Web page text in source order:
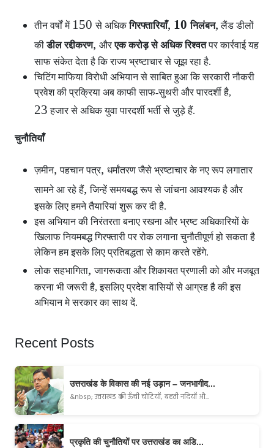
तीन वर्षों में 150से अधिकगिरफ्तारियाँ, 10निलंबन, लैंड डीलों
की डील रद्दीकरण, और एक करोड़ से अधिक रिश्वत पर कार्रवाई यह
साफ संकेत देता है कि राज्य भ्रष्टाचार से जूझ रहा है.
चिटिंग माफिया विरोधी अभियान से साबित हुआ कि सरकारी नौकरी
प्रवेश की प्रक्रिया अब काफी साफ-सुथरी और पारदर्शी है,
23 हजार से अधिक युवा पारदर्शी भर्ती से जुड़े हैं.
चुनौतियाँ
ज़मीन,पहचान पत्र, धर्मांतरण जैसे भ्रष्टाचार के नए रूप लगातार
सामने आ रहे हैं,जिन्हें समयबद्ध रूप से जांचना आवश्यक है और
इसके लिए हमने तैयारियां शुरू कर दी है.
इस अभियान की निरंतरता बनाए रखना और भ्रष्ट अधिकारियों के
खिलाफ नियमबद्ध गिरफ्तारी पर रोक लगाना चुनौतीपूर्ण हो सकता है
लेकिन हम इसके लिए प्रतिबद्धता से काम करते रहेंगे.
लोक सहभागिता,जागरूकता और शिकायत प्रणाली को और मजबूत
करना भी जरूरी है, इसलिए प्रदेश वासियों से आग्रह है की इस
अभियान मे सरकार का साथ दें.
Recent Posts
उत्तराखंड के विकास की नई उड़ान – जनभागीद...
&nbsp; उत्तराखंड की ऊँची चोटियाँ, बहती नदियाँ औ...
प्रकृति की चुनौतियों पर उत्तराखंड का अडि...